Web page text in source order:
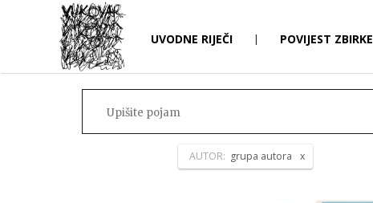
UVODNE RIJEČI | POVIJEST ZBIRKE
AUTOR: grupa autora